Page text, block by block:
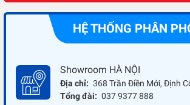
HỆ THỐNG PHÂN
Showroom HÀ NỘI
Địa chỉ: 368 Trần Điền Mới, Định
Tổng đài: 037 9377 888